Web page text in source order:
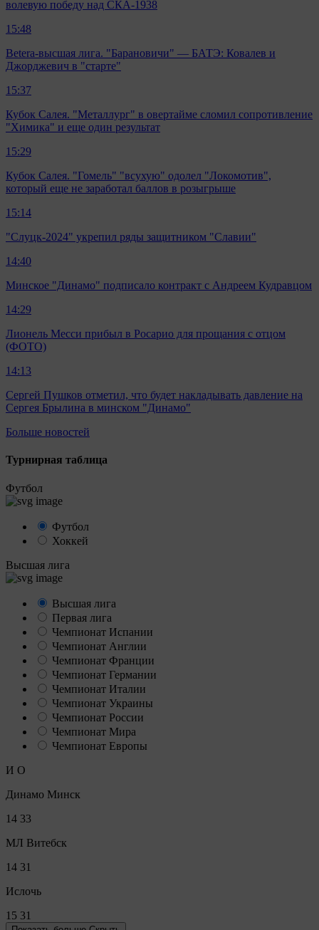
волевую победу над СКА-1938
15:48
Betera-высшая лига. "Барановичи" — БАТЭ: Ковалев и
Джорджевич в "старте"
15:37
Кубок Салея. "Металлург" в овертайме сломил сопротивление
"Химика" и еще один результат
15:29
Кубок Салея. "Гомель" "всухую" одолел "Локомотив",
который еще не заработал баллов в розыгрыше
15:14
"Слуцк-2024" укрепил ряды защитником "Славии"
14:40
Минское "Динамо" подписало контракт с Андреем Кудравцом
14:29
Лионель Месси прибыл в Росарио для прощания с отцом
(ФОТО)
14:13
Сергей Пушков отметил, что будет накладывать давление на
Сергея Брылина в минском "Динамо"
Больше новостей
Турнирная таблица
Футбол
Футбол
Хоккей
Высшая лига
Высшая лига
Первая лига
Чемпионат Испании
Чемпионат Англии
Чемпионат Франции
Чемпионат Германии
Чемпионат Италии
Чемпионат Украины
Чемпионат России
Чемпионат Мира
Чемпионат Европы
И О
Динамо Минск
14 33
МЛ Витебск
14 31
Ислочь
15 31